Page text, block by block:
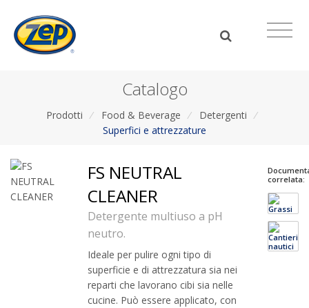
Catalogo
Prodotti / Food & Beverage / Detergenti /
Superfici e attrezzature
FS NEUTRAL
CLEANER
Detergente multiuso a pH
neutro.
Ideale per pulire ogni tipo di
superficie e di attrezzatura sia nei
reparti che lavorano cibi sia nelle
cucine. Può essere applicato, con
correlata: